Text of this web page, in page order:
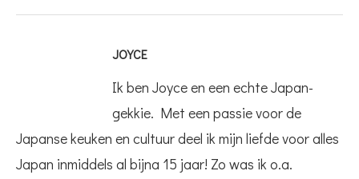
JOYCE
Ik ben Joyce en een echte Japan-
gekkie. Met een passie voor de
Japanse keuken en cultuur deel ik mijn liefde voor alles
Japan inmiddels al bijna 15 jaar! Zo was ik o.a.